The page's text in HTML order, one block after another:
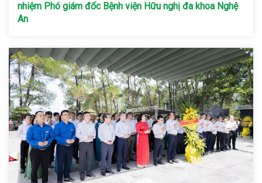
nhiệm Phó giám đốc Bệnh viện Hữu nghị đa khoa Nghệ
An